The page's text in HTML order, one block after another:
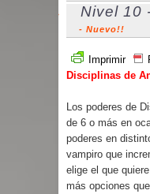
Nivel 10
- Nuevo!!
Imprimir
Disciplinas de
Los poderes de
de 6 o más en
poderes en
vampiro que
elige el que
más opciones